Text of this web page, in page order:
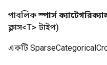
পাবলিক স্পার্স
ক্লাস<T> টাইপ)
একটি